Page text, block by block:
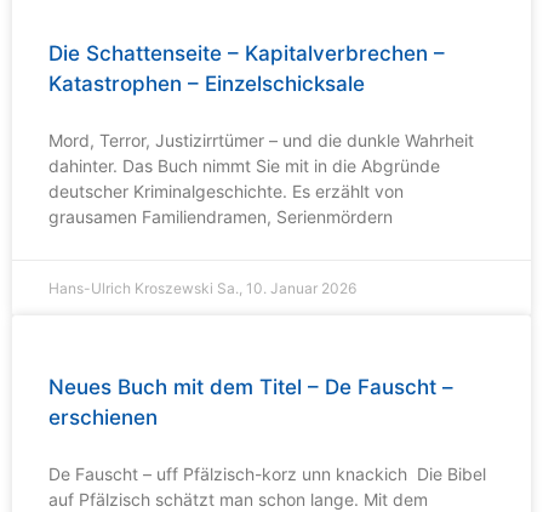
Die Schattenseite – Kapitalverbrechen –
Katastrophen – Einzelschicksale
Mord, Terror, Justizirrtümer – und die dunkle Wahrheit
dahinter. Das Buch nimmt Sie mit in die Abgründe
deutscher Kriminalgeschichte. Es erzählt von
grausamen Familiendramen, Serienmördern
Hans-Ulrich Kroszewski Sa., 10. Januar 2026
Neues Buch mit dem Titel – De Fauscht –
erschienen
De Fauscht – uff Pfälzisch-korz unn knackich Die Bibel
auf Pfälzisch schätzt man schon lange. Mit dem